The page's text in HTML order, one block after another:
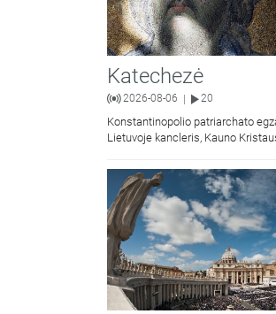
Katechezė
2026-08-06 20
Konstantinopolio patriarchato
Lietuvoje kancleris, Kauno
kunigas Vitalijus Mockus
Kristaus Atsimainymo šventę.